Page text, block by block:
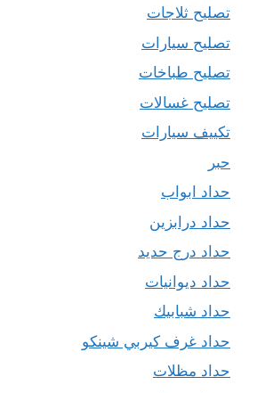
تصليح ثلاجات
تصليح سيارات
تصليح طباخات
تصليح غسالات
تكييف سيارات
حبر
حداد ابواب
حداد درابزين
حداد درج حديد
حداد ديوانيات
حداد شبابيك
حداد غرف كيربي شينكو
حداد مظلات